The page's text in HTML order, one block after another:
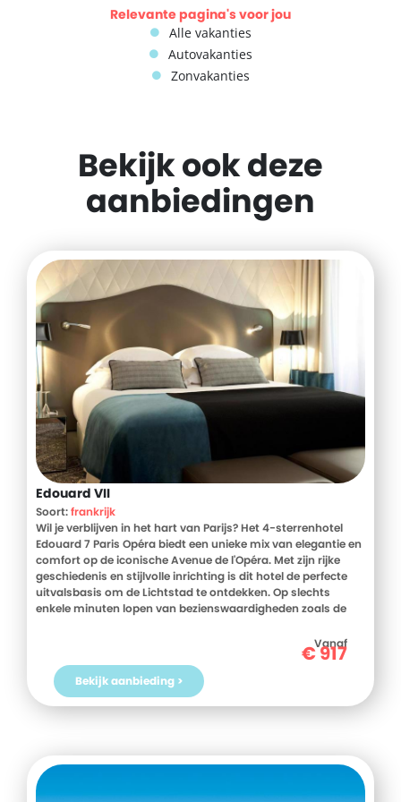
Relevante pagina's voor jou
Alle vakanties
Autovakanties
Zonvakanties
Bekijk ook deze
aanbiedingen
Edouard VII
Soort:frankrijk
Wil je verblijven in het hart van Parijs? Het 4-sterrenhotel
Edouard 7 Paris Opéra biedt een unieke mix van elegantie en
comfort op de iconische Avenue de l'Opéra. Met zijn rijke
geschiedenis en stijlvolle inrichting is dit hotel de perfecte
uitvalsbasis om de Lichtstad te ontdekken. Op slechts
enkele minuten lopen van bezienswaardigheden zoals de
Parijse charme. Na een dag vol avontuur kun je ontspannen
in de luxe kamers met uitzicht op de stad. Geniet van
culinaire hoogstandjes in het restaurant La Cuisine de l'E7 en
proef creatieve cocktails in de bar. Met een fitnesscentrum
en eersteklas service garandeert dit hotel een onvergetelijk
Vanaf
€917
Bekijk aanbieding >